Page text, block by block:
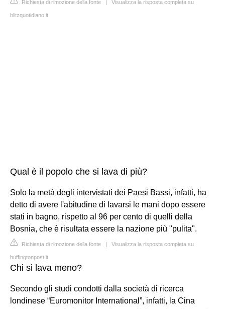
Richiesta di rimozione della fonte | Visualizza la risposta completa su
blitzquotidiano.it
Qual è il popolo che si lava di più?
Solo la metà degli intervistati dei Paesi Bassi, infatti, ha
detto di avere l'abitudine di lavarsi le mani dopo essere
stati in bagno, rispetto al 96 per cento di quelli della
Bosnia, che è risultata essere la nazione più "pulita".
Richiesta di rimozione della fonte | Visualizza la risposta completa su
huffingtonpost.it
Chi si lava meno?
Secondo gli studi condotti dalla società di ricerca
londinese “Euromonitor International”, infatti, la Cina